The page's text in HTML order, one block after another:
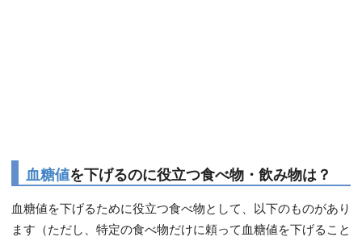
血糖値を下げるのに役立つ食べ物・飲み物は？
血糖値を下げるために役立つ食べ物として、以下のものがあり
ます（ただし、特定の食べ物だけに頼って血糖値を下げること